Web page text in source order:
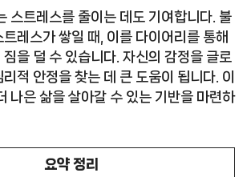
스트레스를 줄이는 데도 기여합니다. 불
레스가 쌓일 때, 이를 다이어리를 통해
을 덜 수 있습니다. 자신의 감정을 글로
적 안정을 찾는 데 큰 도움이 됩니다. 이
나은 삶을 살아갈 수 있는 기반을 마련하
요약 정리